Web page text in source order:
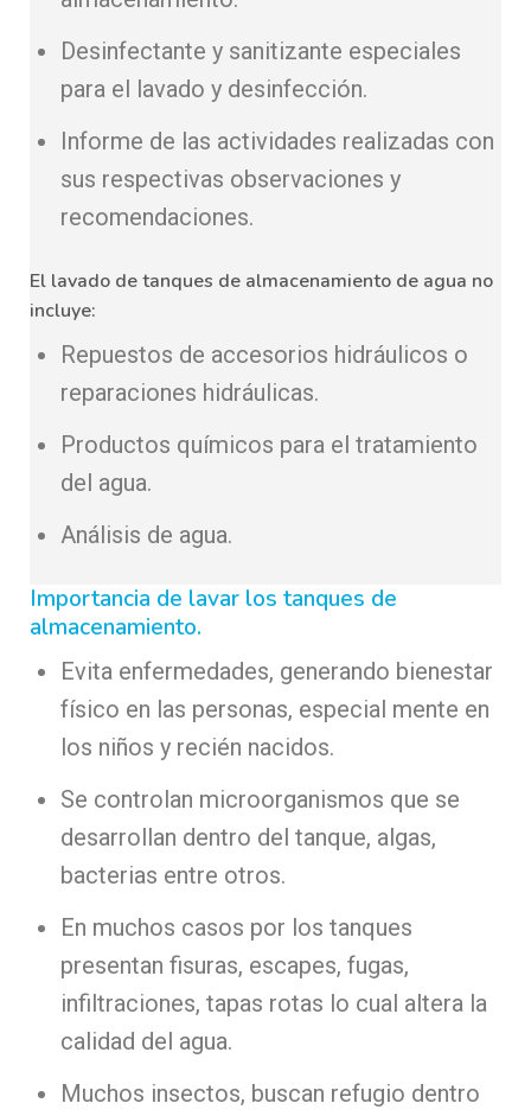
Desinfectante y sanitizante especiales
para el lavado y desinfección.
Informe de las actividades realizadas con
sus respectivas observaciones y
recomendaciones.
El lavado de tanques de almacenamiento de agua no
incluye:
Repuestos de accesorios hidráulicos o
reparaciones hidráulicas.
Productos químicos para el tratamiento
del agua.
Análisis de agua.
Importancia de lavar los tanques de
almacenamiento.
Evita enfermedades, generando bienestar
físico en las personas, especial mente en
los niños y recién nacidos.
Se controlan microorganismos que se
desarrollan dentro del tanque, algas,
bacterias entre otros.
En muchos casos por los tanques
presentan fisuras, escapes, fugas,
infiltraciones, tapas rotas lo cual altera la
calidad del agua.
Muchos insectos, buscan refugio dentro